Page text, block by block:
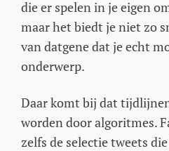
die er spelen in je eigen
maar het biedt je niet zo
van datgene dat je echt
onderwerp.
Daar komt bij dat
worden door algoritmes.
zelfs de selectie tweets